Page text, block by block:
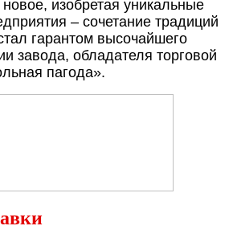
изобретая уникальные
– сочетание традиций
гарантом высочайшего
завода, обладателя торговой
пагода».